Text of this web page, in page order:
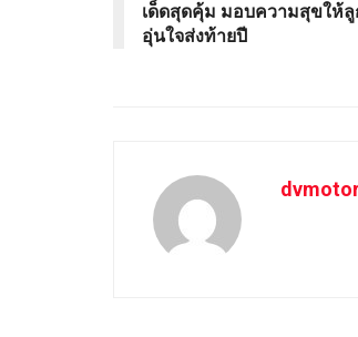
เด็ดสุดคุ้ม มอบความสุขให้ลู
อุ่นใจส่งท้ายปี